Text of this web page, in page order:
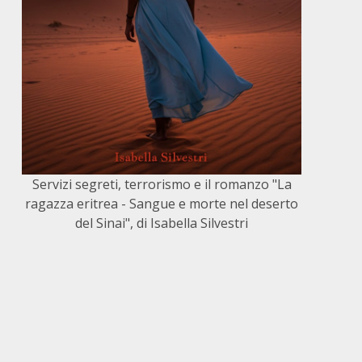
Servizi segreti, terrorismo e il romanzo "La
ragazza eritrea - Sangue e morte nel deserto
del Sinai", di Isabella Silvestri